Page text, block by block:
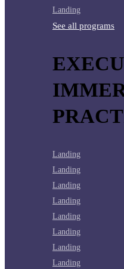
Landing
See all programs
Landing
Landing
Landing
Landing
Landing
Landing
Landing
Landing